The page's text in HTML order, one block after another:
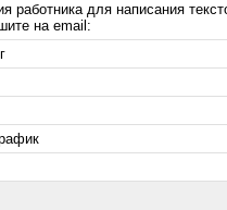
работника для написания
на email: